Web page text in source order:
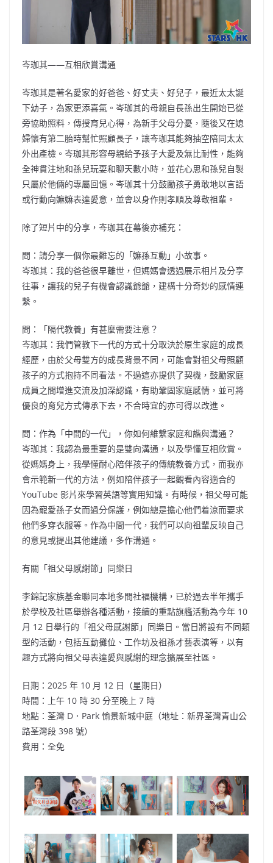
岑珈其——互相欣賞溝通
岑珈其是著名愛家的好爸爸、好丈夫、好兒子，最近太太誕
下幼子，為家更添喜氣。岑珈其的母親自長孫出生開始已從
旁協助照料，傳授育兒心得，為新手父母分憂，隨後又在媳
婦懷有第二胎時幫忙照顧長子，讓岑珈其能夠抽空陪同太太
外出產檢。岑珈其形容母親給予孩子大愛及無比耐性，能夠
全神貫注地和孫兒玩耍和聊天數小時，並花心思和孫兒自製
只屬於他倆的專屬回憶。岑珈其十分鼓勵孩子勇敢地以言語
或行動向嫲嫲表達愛意，並會以身作則孝順及尊敬祖輩。
除了短片中的分享，岑珈其在幕後亦補充：
問：請分享一個你最難忘的「嫲孫互動」小故事。
岑珈其：我的爸爸很早離世，但媽媽會透過展示相片及分享
往事，讓我的兒子有機會認識爺爺，建構十分奇妙的感情連
繫。
問：「隔代教養」有甚麼需要注意？
岑珈其：我們管教下一代的方式十分取決於原生家庭的成長
經歷，由於父母雙方的成長背景不同，可能會對祖父母照顧
孩子的方式抱持不同看法。不過這亦提供了契機，鼓勵家庭
成員之間增進交流及加深認識，有助鞏固家庭感情，並可將
優良的育兒方式傳承下去，不合時宜的亦可得以改進。
問：作為「中間的一代」，你如何維繫家庭和諧與溝通？
岑珈其：我認為最重要的是雙向溝通，以及學懂互相欣賞。
從媽媽身上，我學懂耐心陪伴孩子的傳統教養方式，而我亦
會示範新一代的方法，例如陪伴孩子一起觀看內容適合的
YouTube 影片來學習英語等實用知識。有時候，祖父母可能
因為寵愛孫子女而過分保護，例如總是擔心他們着涼而要求
他們多穿衣服等。作為中間一代，我們可以向祖輩反映自己
的意見或提出其他建議，多作溝通。
有關「祖父母感謝節」同樂日
李錦記家族基金聯同本地多間社福機構，已於過去半年攜手
於學校及社區舉辦各種活動，接續的重點旗艦活動為今年 10
月 12 日舉行的「祖父母感謝節」同樂日。當日將設有不同類
型的活動，包括互動攤位、工作坊及祖孫才藝表演等，以有
趣方式將向祖父母表達愛與感謝的理念擴展至社區。
日期：2025 年 10 月 12 日（星期日）
時間：上午 10 時 30 分至晚上 7 時
地點：荃灣 D．Park 愉景新城中庭（地址：新界荃灣青山公
路荃灣段 398 號）
費用：全免